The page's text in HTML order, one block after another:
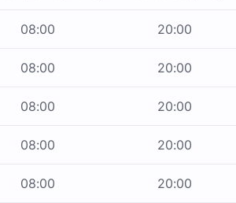
08:00 20:00
08:00 20:00
08:00 20:00
08:00 20:00
08:00 20:00